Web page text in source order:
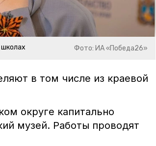
школах Фото: ИА «Победа26»
в том числе из краевой
округе капитально
музей. Работы проводят